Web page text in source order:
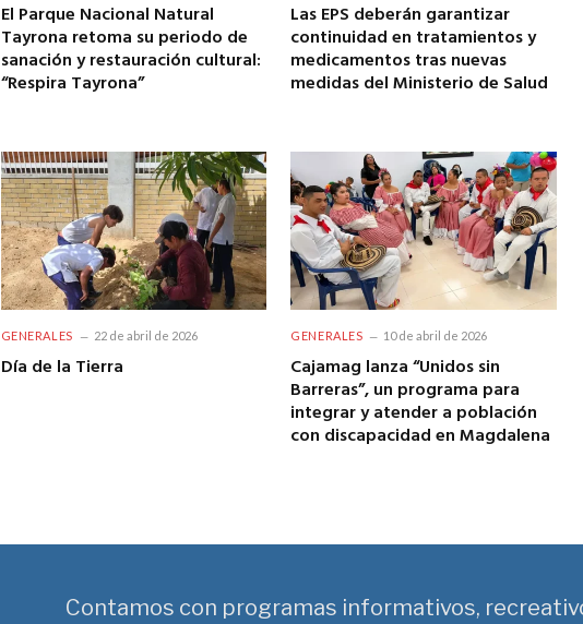
El Parque Nacional Natural
Tayrona retoma su periodo de
sanación y restauración cultural:
“Respira Tayrona”
Las EPS deberán garantizar
continuidad en tratamientos y
medicamentos tras nuevas
medidas del Ministerio de Salud
GENERALES 22 de abril de 2026
Día de la Tierra
GENERALES 10 de abril de 2026
Cajamag lanza “Unidos sin
Barreras”, un programa para
integrar y atender a población
con discapacidad en Magdalena
Contamos con programas informativos,